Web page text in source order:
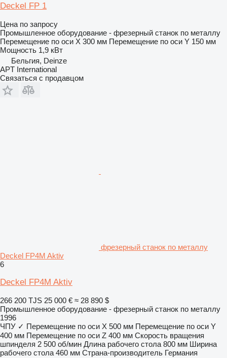
Deckel FP 1
Цена по запросу
Промышленное оборудование - фрезерный станок по металлу
Перемещение по оси X 300 мм Перемещение по оси Y 150 мм
Мощность 1,9 кВт
Бельгия, Deinze
APT International
Связаться с продавцом
фрезерный станок по металлу
Deckel FP4M Aktiv
6
Deckel FP4M Aktiv
266 200 TJS 25 000 € ≈ 28 890 $
Промышленное оборудование - фрезерный станок по металлу
1996
ЧПУ ✓ Перемещение по оси X 500 мм Перемещение по оси Y
400 мм Перемещение по оси Z 400 мм Скорость вращения
шпинделя 2 500 об/мин Длина рабочего стола 800 мм Ширина
рабочего стола 460 мм Страна-производитель Германия